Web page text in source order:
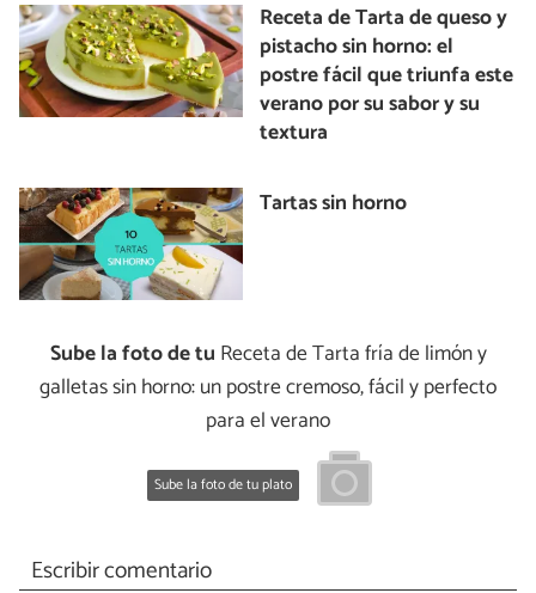
Receta de Tarta de queso y
pistacho sin horno: el
postre fácil que triunfa este
verano por su sabor y su
textura
Tartas sin horno
Sube la foto de tu Receta de Tarta fría de limón y
galletas sin horno: un postre cremoso, fácil y perfecto
para el verano
Sube la foto de tu plato
Escribir comentario